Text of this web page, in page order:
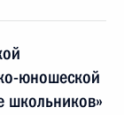
юношеской
школьников»